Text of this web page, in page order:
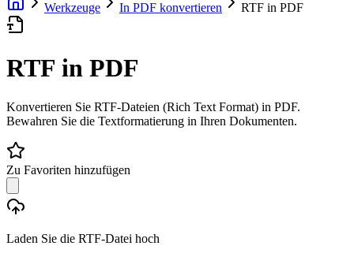
Werkzeuge In PDF konvertieren RTF in PDF
RTF in PDF
Konvertieren Sie RTF-Dateien (Rich Text Format) in PDF.
Bewahren Sie die Textformatierung in Ihren Dokumenten.
Zu Favoriten hinzufügen
Laden Sie die RTF-Datei hoch